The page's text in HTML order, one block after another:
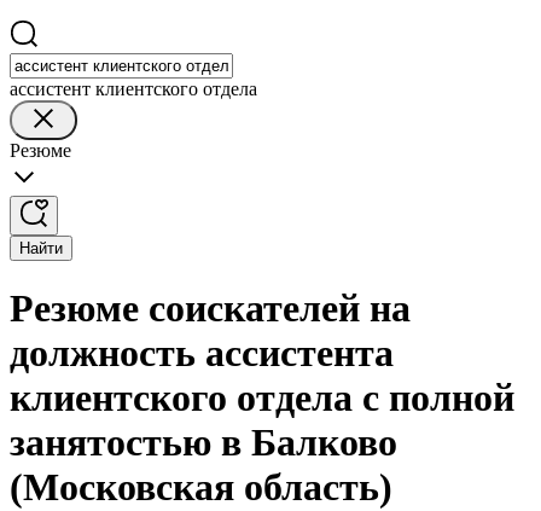
ассистент клиентского отдела
Резюме
Найти
Резюме соискателей на
должность ассистента
клиентского отдела с полной
занятостью в Балково
(Московская область)